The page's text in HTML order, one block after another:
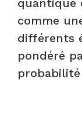
comme
différents
pondéré